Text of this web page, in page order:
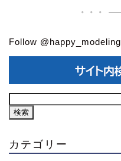
Follow @happy_modeling
カテゴリー